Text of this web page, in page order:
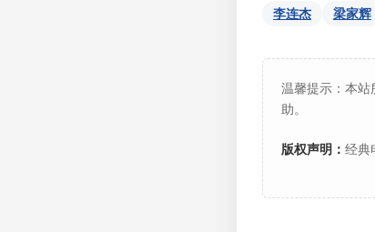
李连杰
梁家辉
温馨提示：本
助。
版权声明： 经典